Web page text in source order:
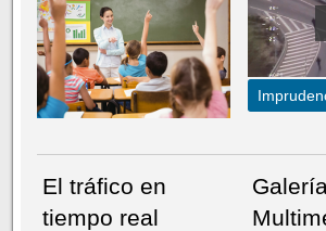
El tráfico en
tiempo real